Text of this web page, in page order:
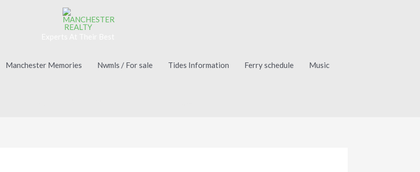
Manchester Memories Nwmls / For sale Tides Information Ferry schedule Music